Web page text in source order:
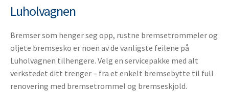
Luholvagnen
Bremser som henger seg opp, rustne bremsetrommeler og
oljete bremsesko er noen av de vanligste feilene på
Luholvagnen tilhengere. Velg en servicepakke med alt
verkstedet ditt trenger – fra et enkelt bremsebytte til full
renovering med bremsetrommel og bremseskjold.